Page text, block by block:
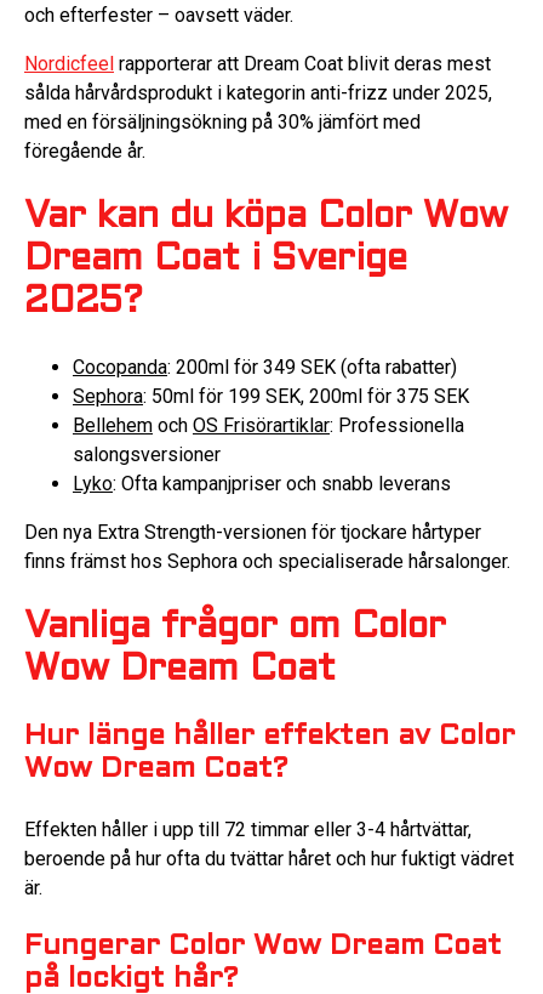
och efterfester – oavsett väder.
Nordicfeel rapporterar att Dream Coat blivit deras mest
sålda hårvårdsprodukt i kategorin anti-frizz under 2025,
med en försäljningsökning på 30% jämfört med
föregående år.
Var kan du köpa Color Wow
Dream Coat i Sverige
2025?
Cocopanda: 200ml för 349 SEK (ofta rabatter)
Sephora: 50ml för 199 SEK, 200ml för 375 SEK
Bellehem och OS Frisörartiklar: Professionella
salongsversioner
Lyko: Ofta kampanjpriser och snabb leverans
Den nya Extra Strength-versionen för tjockare hårtyper
finns främst hos Sephora och specialiserade hårsalonger.
Vanliga frågor om Color
Wow Dream Coat
Hur länge håller effekten av Color
Wow Dream Coat?
Effekten håller i upp till 72 timmar eller 3-4 hårtvättar,
beroende på hur ofta du tvättar håret och hur fuktigt vädret
är.
Fungerar Color Wow Dream Coat
på lockigt hår?